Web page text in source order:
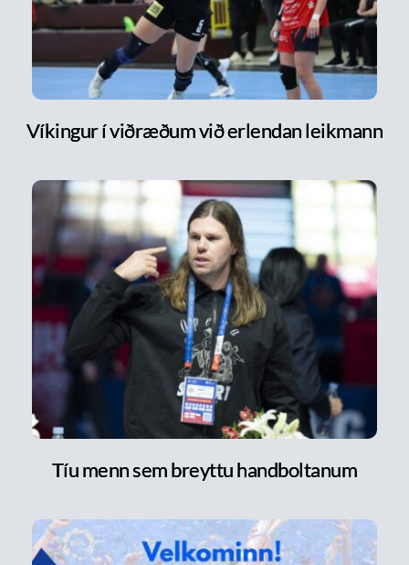
Víkingur í viðræðum við erlendan leikmann
Tíu menn sem breyttu handboltanum